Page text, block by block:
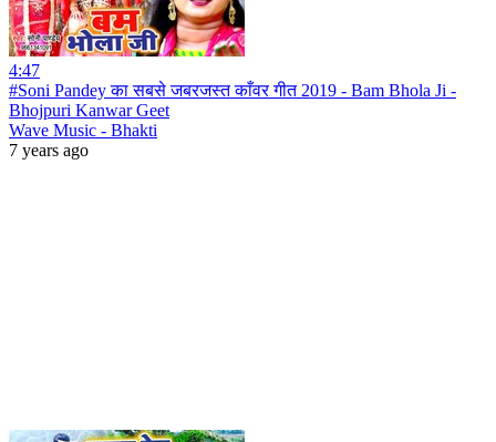
4:47
#Soni Pandey का सबसे जबरजस्त काँवर गीत 2019 - Bam Bhola Ji -
Bhojpuri Kanwar Geet
Wave Music - Bhakti
7 years ago